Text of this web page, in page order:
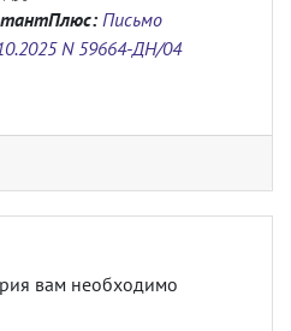
Письмо
N 59664-ДН/04
вам необходимо